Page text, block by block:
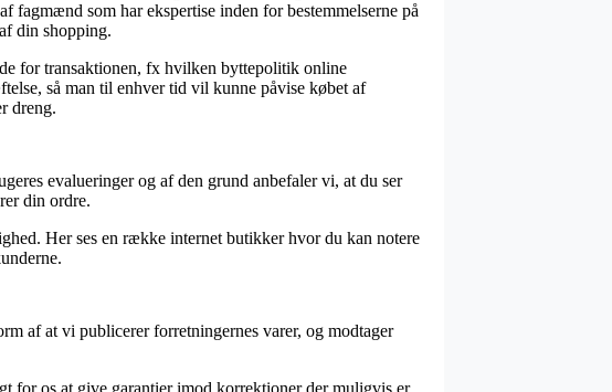
fagmænd som har ekspertise inden for bestemmelserne på
din shopping.
for transaktionen, fx hvilken byttepolitik online
så man til enhver tid vil kunne påvise købet af
dreng.
evalueringer og af den grund anbefaler vi, at du ser
din ordre.
Her ses en række internet butikker hvor du kan notere
af at vi publicerer forretningernes varer, og modtager
for os at give garantier imod korrektioner der muligvis er